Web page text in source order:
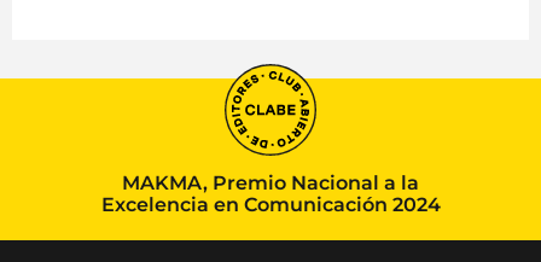
MAKMA, Premio Nacional a la
Excelencia en Comunicación 2024